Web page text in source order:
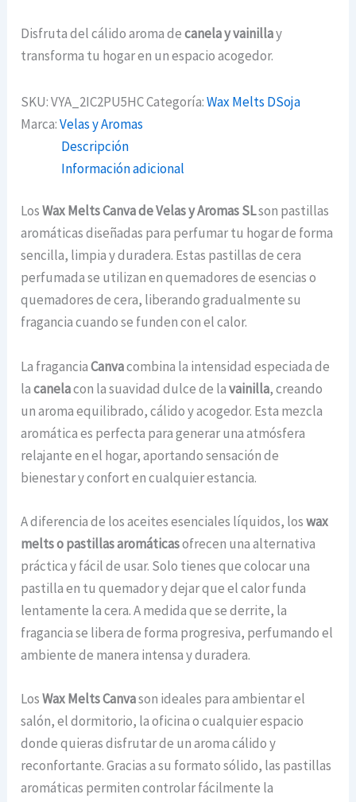
Disfruta del cálido aroma decanela y vainillay
transforma tu hogar en un espacio acogedor.
SKU:VYA_2IC2PU5HCCategoría:Wax Melts DSoja
Marca:Velas y Aromas
Descripción
Información adicional
LosWax Melts Canva de Velas y Aromas SLson pastillas
aromáticas diseñadas para perfumar tu hogar de forma
sencilla, limpia y duradera. Estas pastillas de cera
perfumada se utilizan en quemadores de esencias o
quemadores de cera, liberando gradualmente su
fragancia cuando se funden con el calor.
La fraganciaCanvacombina la intensidad especiada de
lacanelacon la suavidad dulce de lavainilla, creando
un aroma equilibrado, cálido y acogedor. Esta mezcla
aromática es perfecta para generar una atmósfera
relajante en el hogar, aportando sensación de
bienestar y confort en cualquier estancia.
A diferencia de los aceites esenciales líquidos, loswax
melts o pastillas aromáticasofrecen una alternativa
práctica y fácil de usar. Solo tienes que colocar una
pastilla en tu quemador y dejar que el calor funda
lentamente la cera. A medida que se derrite, la
fragancia se libera de forma progresiva, perfumando el
ambiente de manera intensa y duradera.
LosWax Melts Canvason ideales para ambientar el
salón, el dormitorio, la oficina o cualquier espacio
donde quieras disfrutar de un aroma cálido y
reconfortante. Gracias a su formato sólido, las pastillas
aromáticas permiten controlar fácilmente la